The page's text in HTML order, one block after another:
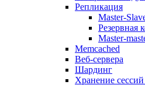
Репликация
Master-
Резервная
Master-
Memcached
Веб-сервера
Шардинг
Хранение